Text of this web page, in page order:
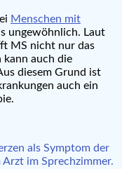
Menschen mit
ungewöhnlich. Laut
MS nicht nur das
kann auch die
diesem Grund ist
auch ein